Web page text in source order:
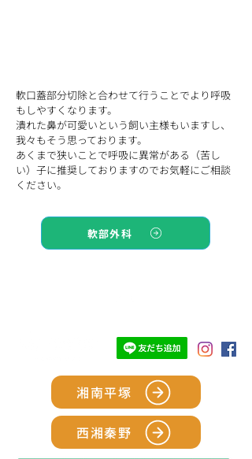
軟口蓋部分切除と合わせて行うことでより呼吸
もしやすくなります。
潰れた鼻が可愛いという飼い主様もいますし、
我々もそう思っております。
あくまで狭いことで呼吸に異常がある（苦し
い）子に推奨しておりますのでお気軽にご相談
ください。
軟部外科
湘南平塚
西湘秦野